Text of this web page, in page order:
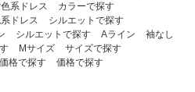
系ドレス
カラーで探す
ドレス
シルエットで探す
シルエットで探す Aライン
袖なし
Mサイズ
サイズで探す
価格で探す
価格で探す